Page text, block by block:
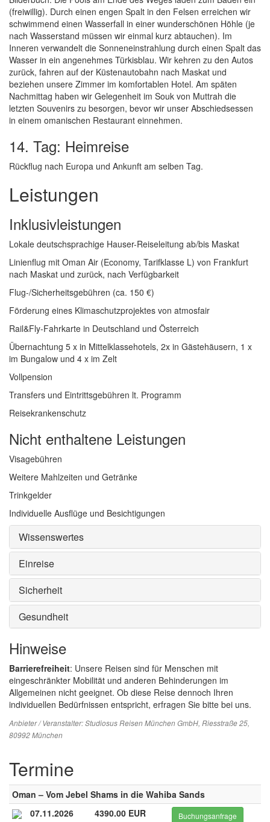
(freiwillig). Durch einen engen Spalt in den Felsen erreichen wir
schwimmend einen Wasserfall in einer wunderschönen Höhle (je
nach Wasserstand müssen wir einmal kurz abtauchen). Im
Inneren verwandelt die Sonneneinstrahlung durch einen Spalt das
Wasser in ein angenehmes Türkisblau. Wir kehren zu den Autos
zurück, fahren auf der Küstenautobahn nach Maskat und
beziehen unsere Zimmer im komfortablen Hotel. Am späten
Nachmittag haben wir Gelegenheit im Souk von Muttrah die
letzten Souvenirs zu besorgen, bevor wir unser Abschiedsessen
in einem omanischen Restaurant einnehmen.
14. Tag: Heimreise
Rückflug nach Europa und Ankunft am selben Tag.
Leistungen
Inklusivleistungen
Lokale deutschsprachige Hauser-Reiseleitung ab/bis Maskat
Linienflug mit Oman Air (Economy, Tarifklasse L) von Frankfurt
nach Maskat und zurück, nach Verfügbarkeit
Flug-/Sicherheitsgebühren (ca. 150 €)
Förderung eines Klimaschutzprojektes von atmosfair
Rail&Fly-Fahrkarte in Deutschland und Österreich
Übernachtung 5 x in Mittelklassehotels, 2x in Gästehäusern, 1 x
im Bungalow und 4 x im Zelt
Vollpension
Transfers und Eintrittsgebühren lt. Programm
Reisekrankenschutz
Nicht enthaltene Leistungen
Visagebühren
Weitere Mahlzeiten und Getränke
Trinkgelder
Individuelle Ausflüge und Besichtigungen
Wissenswertes
Einreise
Sicherheit
Gesundheit
Hinweise
Barrierefreiheit: Unsere Reisen sind für Menschen mit
eingeschränkter Mobilität und anderen Behinderungen im
Allgemeinen nicht geeignet. Ob diese Reise dennoch Ihren
individuellen Bedürfnissen entspricht, erfragen Sie bitte bei uns.
Anbieter / Veranstalter:Studiosus Reisen München GmbH, Riesstraße 25,
80992 München
Termine
Oman – Vom Jebel Shams in die Wahiba Sands
07.11.2026
4390.00 EUR Buchungsanfrage